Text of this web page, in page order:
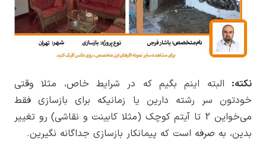
نکته: البته اینم بگیم که در شرایط خاص، مثلا وقتی
خودتون سر رشته دارین یا زمانیکه برای بازسازی فقط
می‌خواین 2 تا آیتم کوچک (مثلا کابینت و نقاشی) رو تغییر
بدین، به صرفه است که پیمانکار بازسازی جداگانه نگیرین.